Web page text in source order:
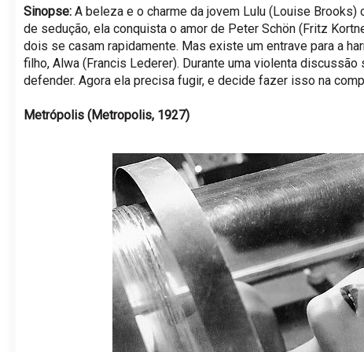
Sinopse: A beleza e o charme da jovem Lulu (Louise
de sedução, ela conquista o amor de Peter Schön (Fritz
dois se casam rapidamente. Mas existe um entrave para a
filho, Alwa (Francis Lederer). Durante uma violenta
defender. Agora ela precisa fugir, e decide fazer isso na
Metrópolis (Metropolis, 1927)